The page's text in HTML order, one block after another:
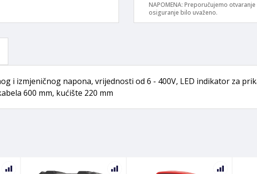
NAPOMENA: Preporučujemo
osiguranje bilo uvaženo.
i izmjeničnog napona, vrijednosti od 6 - 400V, LED indikator za
600 mm, kućište 220 mm